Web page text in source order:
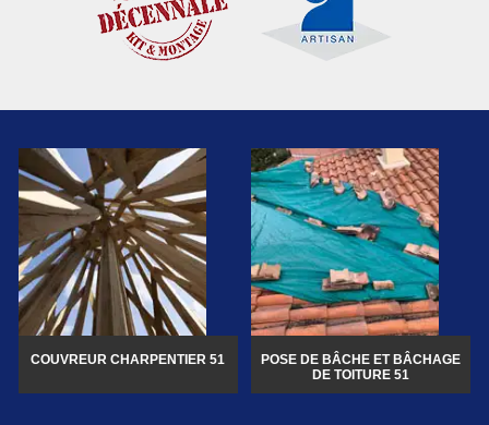
COUVREUR CHARPENTIER 51
POSE DE BÂCHE ET BÂCHAGE
DE TOITURE 51